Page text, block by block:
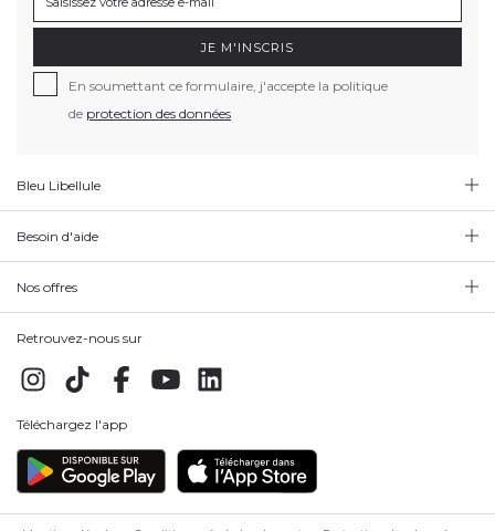
JE M'INSCRIS
En soumettant ce formulaire, j'accepte la politique
de protection des données
Bleu Libellule
Besoin d'aide
Nos offres
Retrouvez-nous sur
Téléchargez l'app